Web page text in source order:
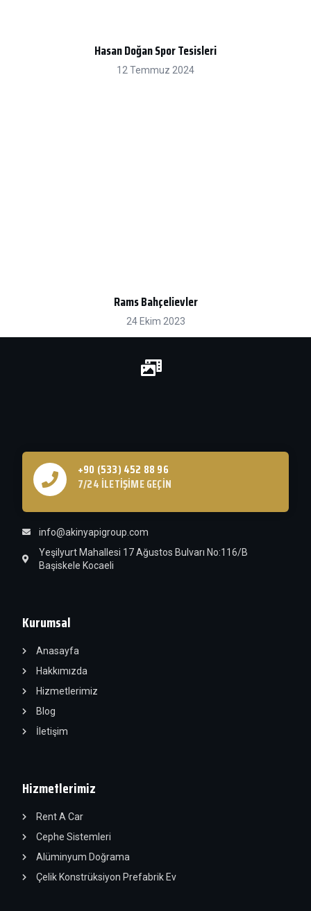
Hasan Doğan Spor Tesisleri
12 Temmuz 2024
Rams Bahçelievler
24 Ekim 2023
Hizmetlerimiz
Rent A Car
Cephe Sistemleri
Alüminyum Doğrama
Çelik Konstrüksiyon Prefabrik Ev
Kurumsal
Anasayfa
Hakkımızda
Hizmetlerimiz
Blog
İletişim
+90 (533) 452 88 96
7/24 İLETIŞIME GEÇIN
info@akinyapigroup.com
Yeşilyurt Mahallesi 17 Ağustos Bulvarı No:116/B
Başiskele Kocaeli